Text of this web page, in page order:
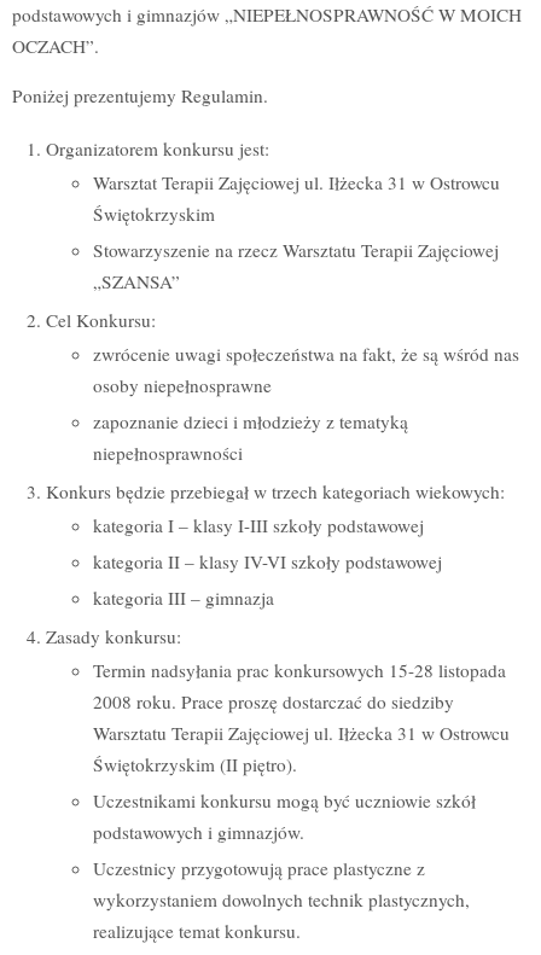
podstawowych i gimnazjów „NIEPEŁNOSPRAWNOŚĆ W MOICH
OCZACH”.
Poniżej prezentujemy Regulamin.
Organizatorem konkursu jest:
Warsztat Terapii Zajęciowej ul. Iłżecka 31 w Ostrowcu
Świętokrzyskim
Stowarzyszenie na rzecz Warsztatu Terapii Zajęciowej
„SZANSA”
Cel Konkursu:
zwrócenie uwagi społeczeństwa na fakt, że są wśród nas
osoby niepełnosprawne
zapoznanie dzieci i młodzieży z tematyką
niepełnosprawności
Konkurs będzie przebiegał w trzech kategoriach wiekowych:
kategoria I – klasy I-III szkoły podstawowej
kategoria II – klasy IV-VI szkoły podstawowej
kategoria III – gimnazja
Zasady konkursu:
Termin nadsyłania prac konkursowych 15-28 listopada
2008 roku. Prace proszę dostarczać do siedziby
Warsztatu Terapii Zajęciowej ul. Iłżecka 31 w Ostrowcu
Świętokrzyskim (II piętro).
Uczestnikami konkursu mogą być uczniowie szkół
podstawowych i gimnazjów.
Uczestnicy przygotowują prace plastyczne z
wykorzystaniem dowolnych technik plastycznych,
realizujące temat konkursu.